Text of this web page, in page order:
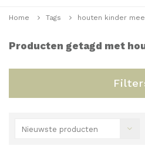
Home Tags houten kinder
Producten getagd met
Nieuwste producten